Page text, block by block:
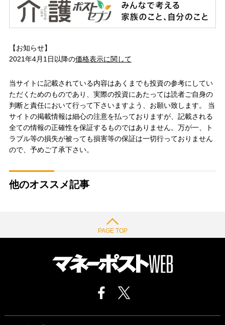
【お知らせ】
2021年4月1日以降の価格表示に関して
当サイトに記載されている内容はあくまでも投資の参考にしてい
ただくためのものであり、実際の投資にあたっては読者ご自身の
判断と責任において行って下さいますよう、お願い致します。 当
サイトの掲載情報は細心の注意を払っておりますが、記載される
全ての情報の正確性を保証するものではありません。万が一、ト
ラブル等の損失が被っても損害等の保証は一切行っておりません
ので、予めご了承下さい。
他のオススメ記事
PAGE TOP